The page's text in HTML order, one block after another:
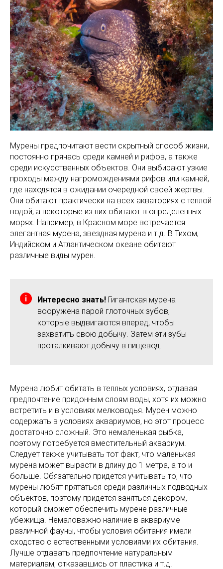
Мурены предпочитают вести скрытный способ жизни,
постоянно прячась среди камней и рифов, а также
среди искусственных объектов. Они выбирают узкие
проходы между нагромождениями рифов или камней,
где находятся в ожидании очередной своей жертвы.
Они обитают практически на всех акваториях с теплой
водой, а некоторые из них обитают в определенных
морях. Например, в Красном море встречается
элегантная мурена, звездная мурена и т.д. В Тихом,
Индийском и Атлантическом океане обитают
различные виды мурен.
Интересно знать! Гигантская мурена
вооружена парой глоточных зубов,
которые выдвигаются вперед, чтобы
захватить свою добычу. Затем эти зубы
проталкивают добычу в пищевод.
Мурена любит обитать в теплых условиях, отдавая
предпочтение придонным слоям воды, хотя их можно
встретить и в условиях мелководья. Мурен можно
содержать в условиях аквариумов, но этот процесс
достаточно сложный. Это немаленькая рыбка,
поэтому потребуется вместительный аквариум.
Следует также учитывать тот факт, что маленькая
мурена может вырасти в длину до 1 метра, а то и
больше. Обязательно придется учитывать то, что
мурены любят прятаться среди различных подводных
объектов, поэтому придется заняться декором,
который сможет обеспечить мурене различные
убежища. Немаловажно наличие в аквариуме
различной фауны, чтобы условия обитания имели
сходство с естественными условиями их обитания.
Лучше отдавать предпочтение натуральным
материалам, отказавшись от пластика и т.д.